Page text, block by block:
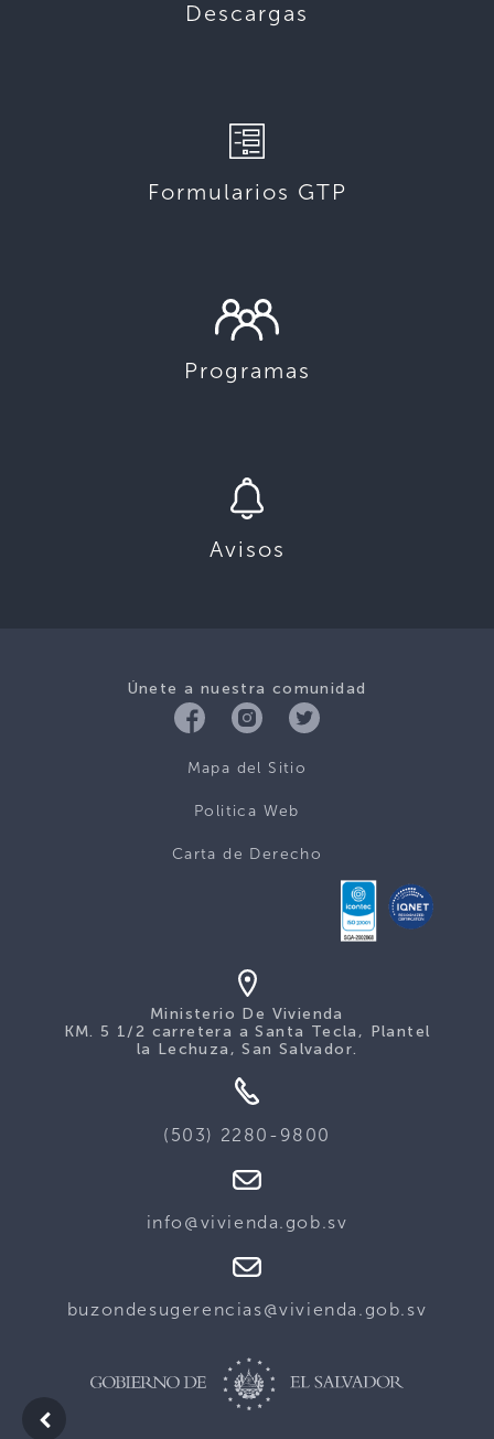
Descargas
Formularios GTP
Programas
Avisos
Únete a nuestra comunidad
Mapa del Sitio
Politica Web
Carta de Derecho
Ministerio De Vivienda
KM. 5 1/2 carretera a Santa Tecla, Plantel
la Lechuza, San Salvador.
(503) 2280-9800
info@vivienda.gob.sv
buzondesugerencias@vivienda.gob.sv